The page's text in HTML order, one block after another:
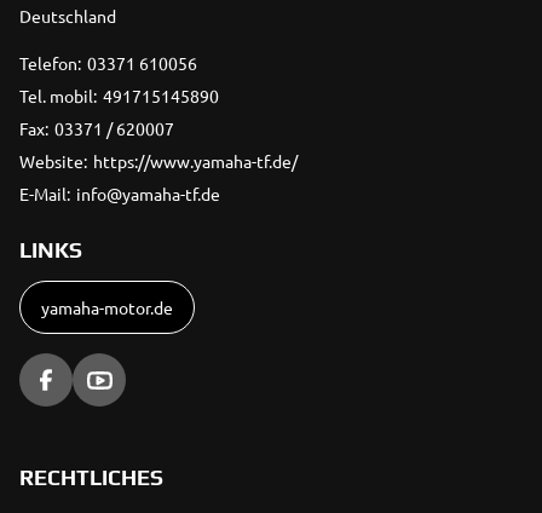
Deutschland
Telefon: 03371 610056
Tel. mobil: 491715145890
Fax: 03371 / 620007
Website: https://www.yamaha-tf.de/
E-Mail: info@yamaha-tf.de
LINKS
yamaha-motor.de
RECHTLICHES